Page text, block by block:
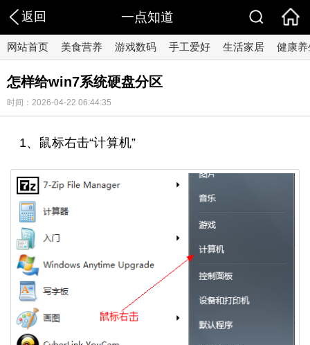
返回 一点知道
网站首页 美食营养 游戏数码 手工爱好 生活家居 健康养
怎样给win7系统硬盘分区
时间：2026-04-22 06:44:35
1、鼠标右击“计算机”